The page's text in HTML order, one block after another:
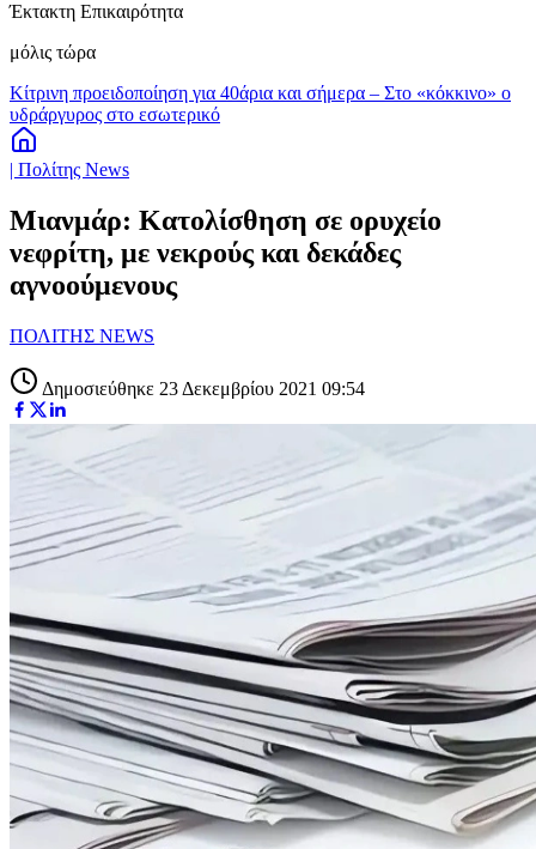
Έκτακτη Επικαιρότητα
μόλις τώρα
Κίτρινη προειδοποίηση για 40άρια και σήμερα – Στο «κόκκινο» ο
υδράργυρος στο εσωτερικό
| Πολίτης News
Μιανμάρ: Κατολίσθηση σε ορυχείο
νεφρίτη, με νεκρούς και δεκάδες
αγνοούμενους
ΠΟΛΙΤΗΣ NEWS
Δημοσιεύθηκε 23 Δεκεμβρίου 2021 09:54